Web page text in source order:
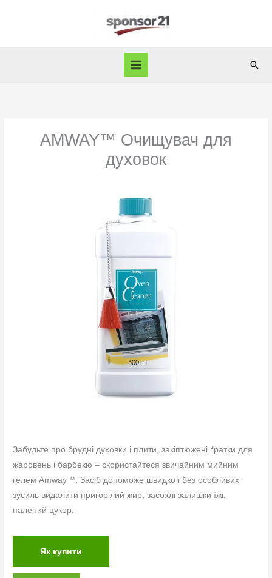
AMWAY™ Очищувач для
духовок
Забудьте про брудні духовки і плити, закіптюжені ґратки для
жаровень і барбекю – скористайтеся звичайним мийним
гелем Amway™. Засіб допоможе швидко і без особливих
зусиль видалити пригорілий жир, засохлі залишки їжі,
палений цукор.
Як купити